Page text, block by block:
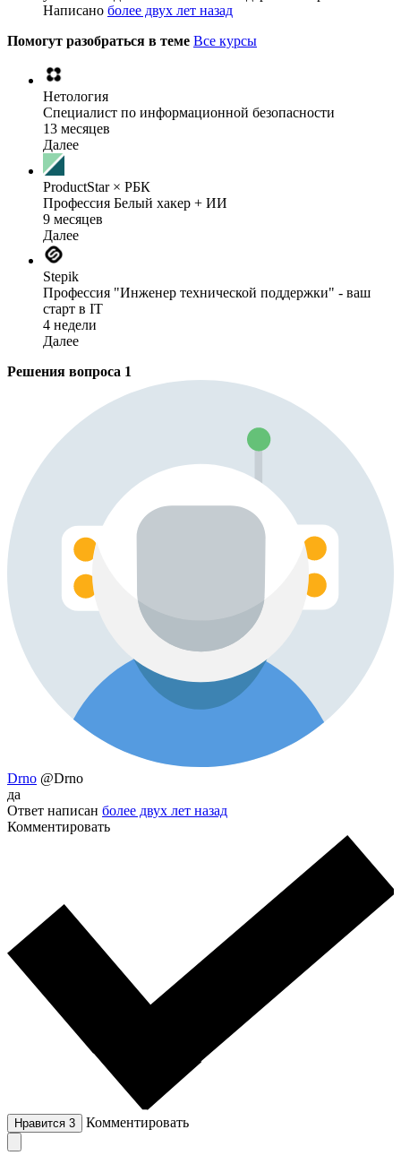
Написано более двух лет назад
Помогут разобраться в теме Все курсы
Нетология
Специалист по информационной безопасности
13 месяцев
Далее
ProductStar × РБК
Профессия Белый хакер + ИИ
9 месяцев
Далее
Stepik
Профессия "Инженер технической поддержки" - ваш
старт в IT
4 недели
Далее
Решения вопроса 1
Drno @Drno
да
Ответ написан более двух лет назад
Комментировать
Нравится 3 Комментировать